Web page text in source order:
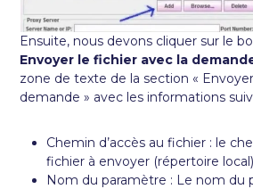
Ensuite, nous devons cliquer sur le
Envoyer le fichier avec la
zone de texte de la section «
demande » avec les informations
Chemin d’accès au fichier : le
fichier à envoyer (répertoire local)
Nom du paramètre : Le nom du